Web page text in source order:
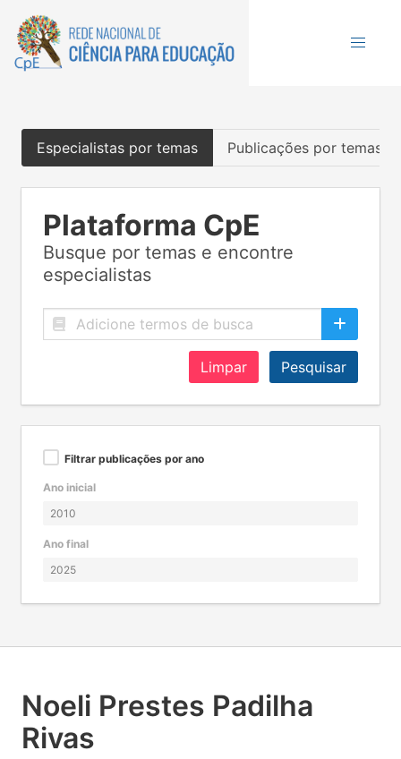
Especialistas por temas Publicações por temas
Plataforma CpE
Busque por temas e encontre
especialistas
Limpar Pesquisar
Filtrar publicações por ano
Ano inicial
Ano final
Noeli Prestes Padilha
Rivas